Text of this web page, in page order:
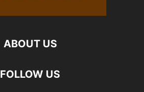
ABOUT US
FOLLOW US